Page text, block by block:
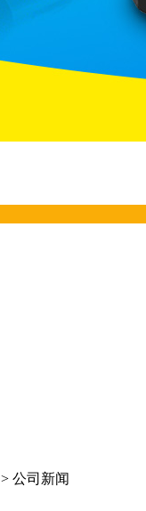
> 公司新闻